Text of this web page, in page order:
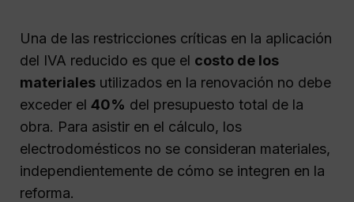
Una de las restricciones críticas en la aplicación
del IVA reducido es que el costo de los
materiales utilizados en la renovación no debe
exceder el 40% del presupuesto total de la
obra. Para asistir en el cálculo, los
electrodomésticos no se consideran materiales,
independientemente de cómo se integren en la
reforma.